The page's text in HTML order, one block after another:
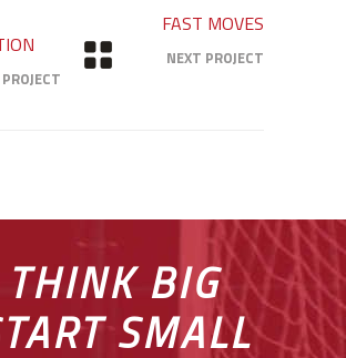
FAST MOVES
NEXT PROJECT
THINK BIG
SMALL